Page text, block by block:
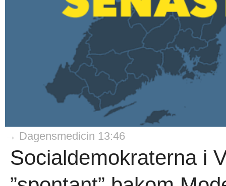
→ Dagensmedicin 13:46
Socialdemokraterna i